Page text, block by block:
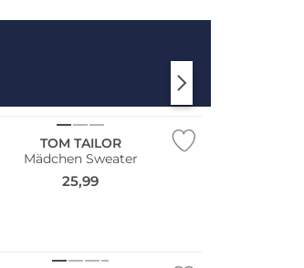
TOM TAILOR
Mädchen Sweater
25,99